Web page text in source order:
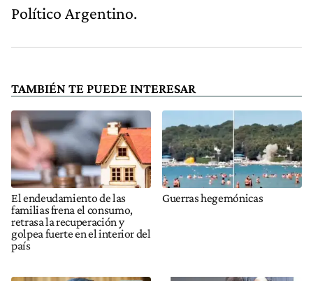
Político Argentino.
TAMBIÉN TE PUEDE INTERESAR
El endeudamiento de las
familias frena el consumo,
retrasa la recuperación y
golpea fuerte en el interior del
país
Guerras hegemónicas